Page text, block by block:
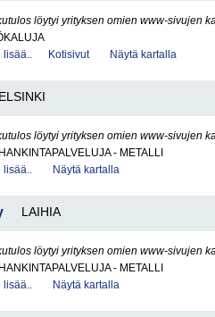
löytyi yrityksen omien www-sivujen
lisää..
Kotisivut Näytä kartalla
löytyi yrityksen omien www-sivujen
- METALLI
lisää..
Näytä kartalla
LAIHIA
löytyi yrityksen omien www-sivujen
- METALLI
lisää..
Näytä kartalla